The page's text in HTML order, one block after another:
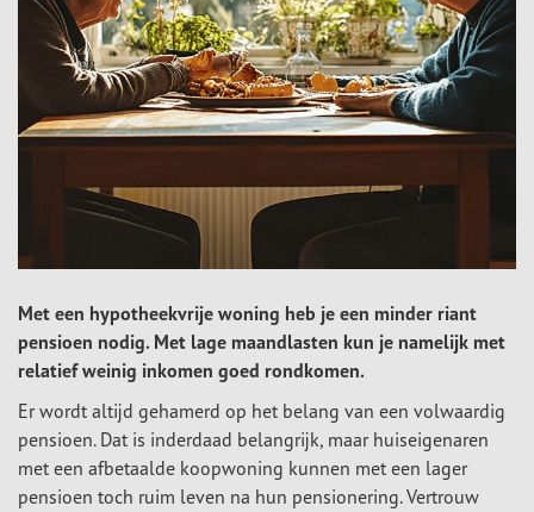
Met een hypotheekvrije woning heb je een minder riant
pensioen nodig. Met lage maandlasten kun je namelijk met
relatief weinig inkomen goed rondkomen.
Er wordt altijd gehamerd op het belang van een volwaardig
pensioen. Dat is inderdaad belangrijk, maar huiseigenaren
met een afbetaalde koopwoning kunnen met een lager
pensioen toch ruim leven na hun pensionering. Vertrouw